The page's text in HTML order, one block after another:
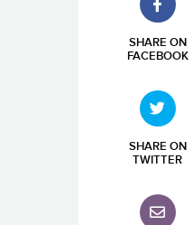
SHARE ON
FACEBOOK
SHARE ON
TWITTER